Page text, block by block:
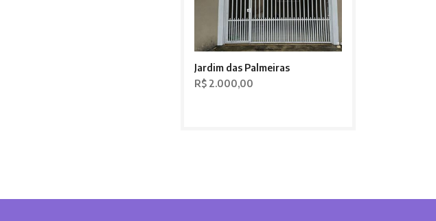
Jardim das Palmeiras
R$ 2.000,00